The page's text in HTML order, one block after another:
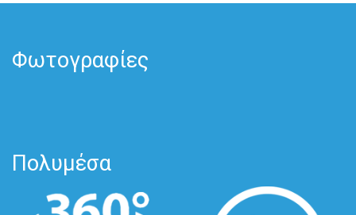
Φωτογραφίες
Πολυμέσα